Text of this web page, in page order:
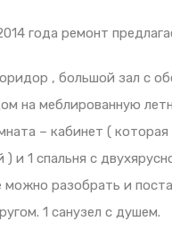
года ремонт
, большой зал с
на меблированную
– кабинет (
) и 1 спальня с
можно разобрать и
1 санузел с душем.